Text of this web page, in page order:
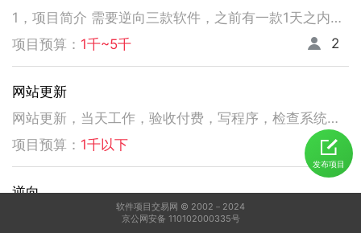
1，项目简介 需要逆向三款软件，之前有一款1天之内有人已经逆向出来，交付给我了。 2，功能需求 逆向出来后，不做任何功能改变，做加密授权就可以了三、人员要求 3，人员要求 精通逆向，做事速度快。不拖延项目进度，能保持实时交流，按时交付。 平台功能可正常使用，无明显bug。 提供项目源码
项目预算： 1千~5千 2
网站更新
网站更新，当天工作，验收付费，写程序，检查系统，更新资料库，按发现问题及时处理，写新的广州话A l软件
项目预算： 1千以下 5
逆向
发布项目
软件项目交易网 © 2002－2024
京公网安备 110102000335号